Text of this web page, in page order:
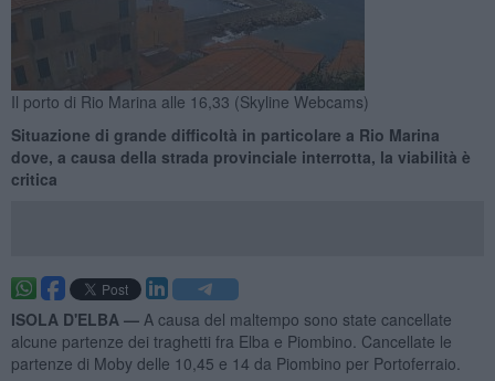
Il porto di Rio Marina alle 16,33 (Skyline Webcams)
Situazione di grande difficoltà in particolare a Rio Marina
dove, a causa della strada provinciale interrotta, la viabilità è
critica
ISOLA D'ELBA — A causa del maltempo sono state cancellate
alcune partenze dei traghetti fra Elba e Piombino. Cancellate le
partenze di Moby delle 10,45 e 14 da Piombino per Portoferraio.